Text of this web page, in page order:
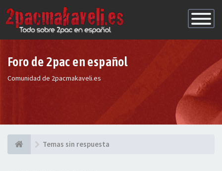
de
Foro de 2pac en español
Comunidad de 2pacmakaveli.es
Temas sin respuesta